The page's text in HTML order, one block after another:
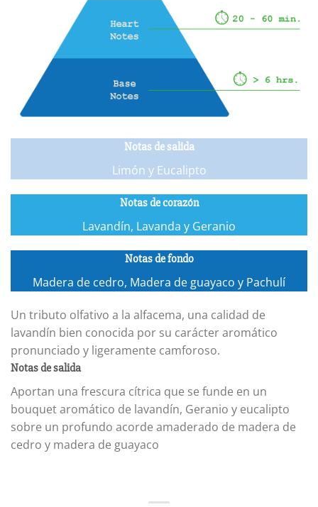
Notas de salida
Limón y Eucalipto
Notas de corazón
Lavandín, Lavanda y Geranio
Notas de fondo
Madera de cedro, Madera de guayaco y Pachulí
Un tributo olfativo a la alfacema, una calidad de
lavandín bien conocida por su carácter aromático
pronunciado y ligeramente camforoso.
Notas de salida
Aportan una frescura cítrica que se funde en un
bouquet aromático de lavandín, Geranio y eucalipto
sobre un profundo acorde amaderado de madera de
cedro y madera de guayaco